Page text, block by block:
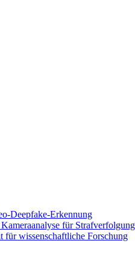
Deepfake-Erkennung
für
für wissenschaftliche Forschung